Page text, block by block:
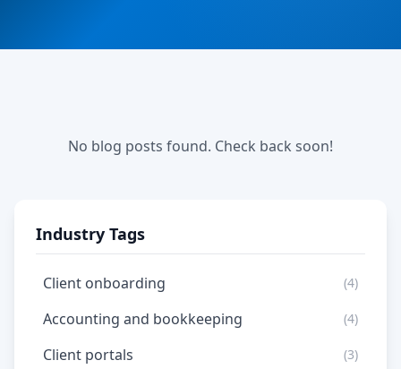
No blog posts found. Check back soon!
Industry Tags
Client onboarding (4)
Accounting and bookkeeping (4)
Client portals (3)